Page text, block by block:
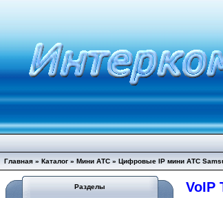
Главная » Каталог » Мини АТС » Цифровые IP мини АТС
Разделы VoIP